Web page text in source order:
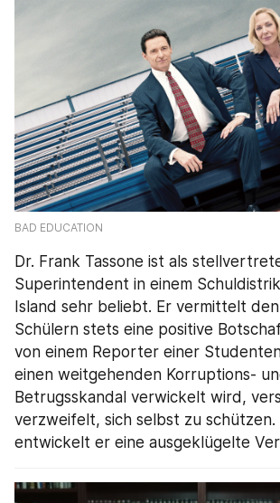
BAD EDUCATION
Dr. Frank Tassone ist als
Superintendent in einem
Island sehr beliebt. Er vermittelt
Schülern stets eine positive
von einem Reporter einer
einen weitgehenden Korruptions-
Betrugsskandal verwickelt wird,
verzweifelt, sich selbst zu schützen.
entwickelt er eine ausgeklügelte